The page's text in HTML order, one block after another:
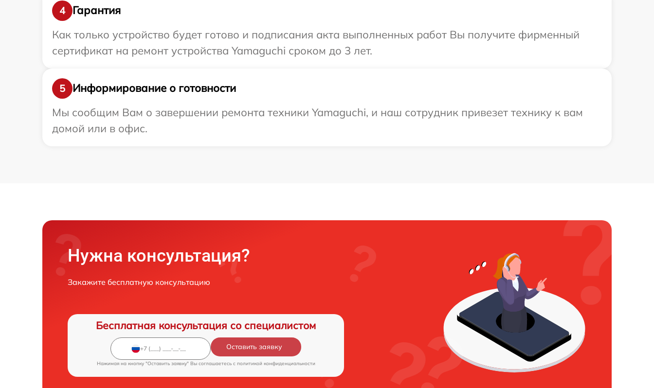
4
Гарантия
Как только устройство будет готово и подписания акта выполненных работ Вы получите фирменный
сертификат на ремонт устройства Yamaguchi сроком до 3 лет.
5
Информирование о готовности
Мы сообщим Вам о завершении ремонта техники Yamaguchi, и наш сотрудник привезет технику к вам
домой или в офис.
Нужна консультация?
Закажите бесплатную консультацию
Бесплатная консультация со специалистом
Оставить заявку
Нажимая на кнопку "Оставить заявку" Вы соглашаетесь c политикой конфиденциальности